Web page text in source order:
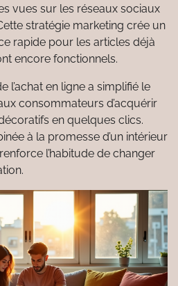
vues sur les réseaux sociaux
stratégie marketing crée un
rapide pour les articles déjà
encore fonctionnels.
l’achat en ligne a simplifié le
consommateurs d’acquérir
en quelques clics.
à la promesse d’un intérieur
l’habitude de changer